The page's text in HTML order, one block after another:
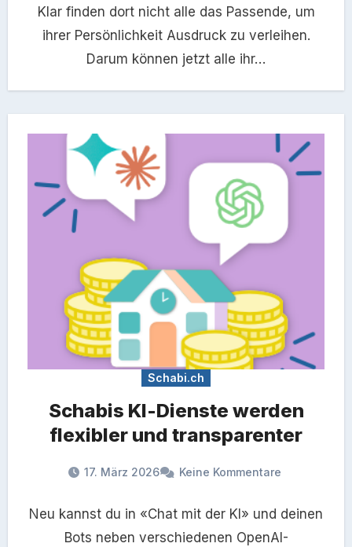
Klar finden dort nicht alle das Passende, um
ihrer Persönlichkeit Ausdruck zu verleihen.
Darum können jetzt alle ihr…
Schabi.ch
Schabis KI-Dienste werden
flexibler und transparenter
17. März 2026 Keine Kommentare
Neu kannst du in «Chat mit der KI» und deinen
Bots neben verschiedenen OpenAI-